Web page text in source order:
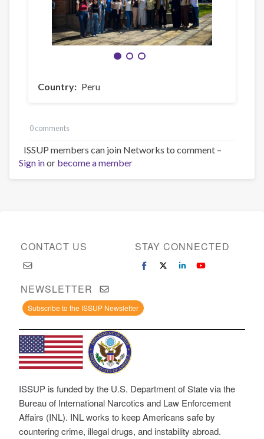
Country Peru
0 comments
ISSUP members can join Networks to comment –
Sign inor become a member
CONTACT US STAY CONNECTED
NEWSLETTER
Subscribe to the ISSUP Newsletter
ISSUP is funded by the U.S. Department of State via the
Bureau of International Narcotics and Law Enforcement
Affairs (INL). INL works to keep Americans safe by
countering crime, illegal drugs, and instability abroad.